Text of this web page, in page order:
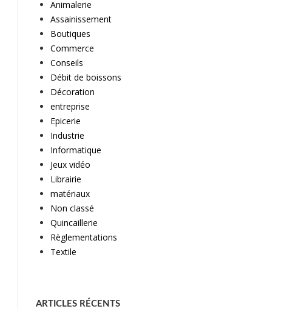
Animalerie
Assainissement
Boutiques
Commerce
Conseils
Débit de boissons
Décoration
entreprise
Epicerie
Industrie
Informatique
Jeux vidéo
Librairie
matériaux
Non classé
Quincaillerie
Règlementations
Textile
ARTICLES RÉCENTS